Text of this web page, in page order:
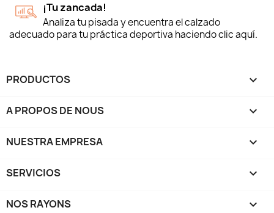
¡Tu zancada!
Analiza tu pisada y encuentra el calzado
adecuado para tu práctica deportiva haciendo clic aquí.
PRODUCTOS 
A PROPOS DE NOUS 
NUESTRA EMPRESA 
SERVICIOS 
NOS RAYONS 